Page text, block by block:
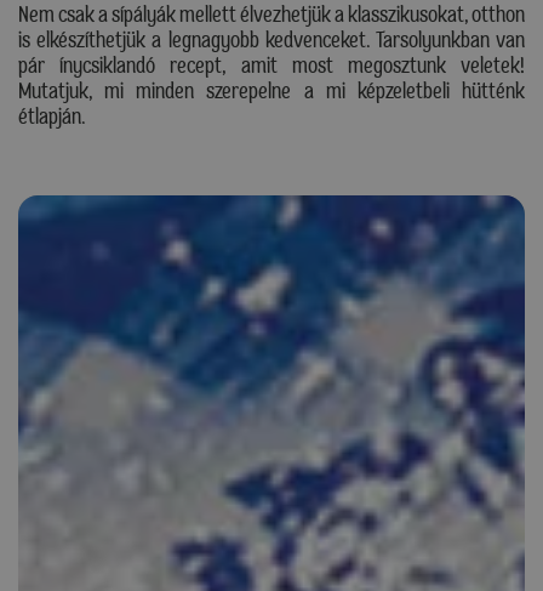
Nem csak a sípályák mellett élvezhetjük a klasszikusokat, otthon
is elkészíthetjük a legnagyobb kedvenceket. Tarsolyunkban van
pár ínycsiklandó recept, amit most megosztunk veletek!
Mutatjuk, mi minden szerepelne a mi képzeletbeli hütténk
étlapján.